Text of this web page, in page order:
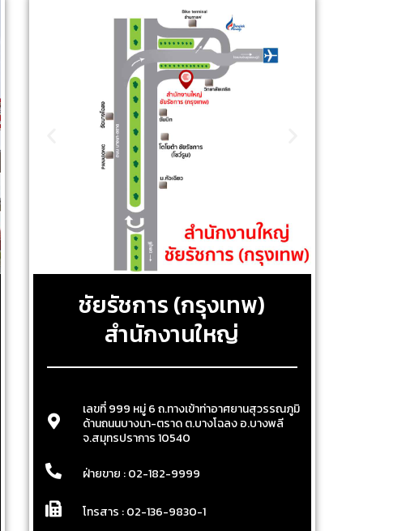
ชัยรัชการ (กรุงเทพ)
สำนักงานใหญ่
เลขที่ 999 หมู่ 6 ถ.ทางเข้าท่าอาศยานสุวรรณภูมิ
ด้านถนนบางนา-ตราด ต.บางโฉลง อ.บางพลี
จ.สมุทรปราการ 10540
ฝ่ายขาย : 02-182-9999
โทรสาร : 02-136-9830-1